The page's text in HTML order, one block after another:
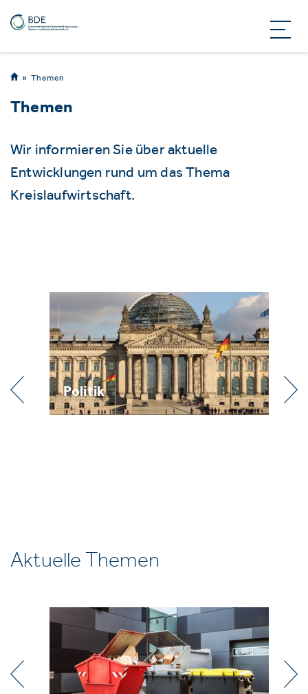
Themen
Themen
Wir informieren Sie über aktuelle
Entwicklungen rund um das Thema
Kreislaufwirtschaft.
Praxis
Aktuelle Themen